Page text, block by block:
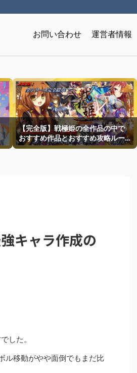
お問い合わせ 運営者情報
【完全版】戦極姫の全作品の中で
おすすめ作品とおすすめ攻略ルー
トを一挙紹介
キャラ作成の
した。
ル移動がやや面倒でもまだ比